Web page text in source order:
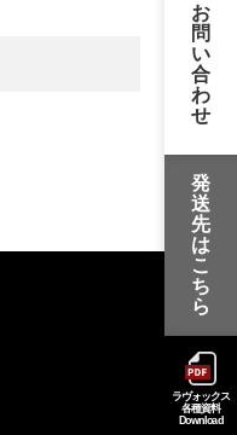
お
問
い
合
わ
せ
発
送
先
は
こ
ち
ら
ラヴォックス
各種資料
Download